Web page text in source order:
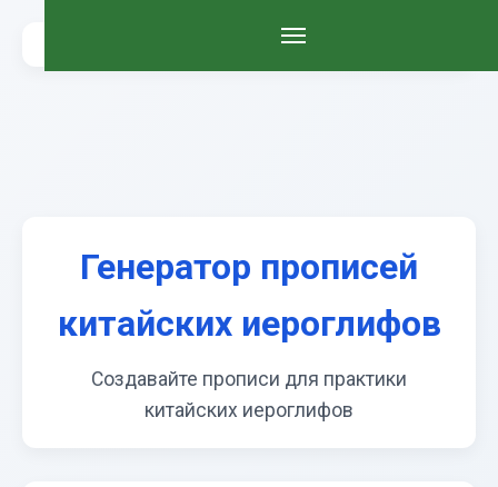
Генератор прописей
китайских иероглифов
Создавайте прописи для практики
китайских иероглифов